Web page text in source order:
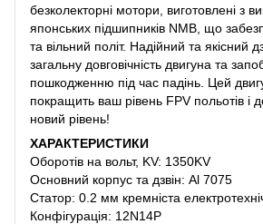
безколекторні мотори, виготовлені з
японських підшипників NMB, що
та вільний політ. Надійний та якісний
загальну довговічність двигуна та
пошкодженню під час падінь. Цей
покращить ваш рівень FPV польотів і
новий рівень!
ХАРАКТЕРИСТИКИ
Оборотів на вольт, KV: 1350KV
Основний корпус та дзвін: Al 7075
Статор: 0.2 мм кремніста
Конфігурація: 12N14P